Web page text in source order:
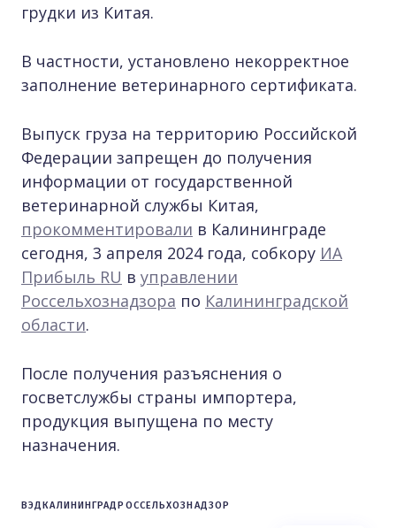
грудки из Китая.
В частности, установлено некорректное
заполнение ветеринарного сертификата.
Выпуск груза на территорию Российской
Федерации запрещен до получения
информации от государственной
ветеринарной службы Китая,
прокомментировали в Калининграде
сегодня, 3 апреля 2024 года, собкору ИА
Прибыль RU в управлении
Россельхознадзора по Калининградской
области.
После получения разъяснения о
госветслужбы страны импортера,
продукция выпущена по месту
назначения.
ВЭДКАЛИНИНГРАДРОССЕЛЬХОЗНАДЗОР